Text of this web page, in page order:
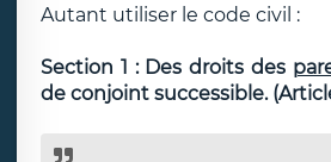
Autant utiliser le code civil :
Section 1 : Des droits des
de conjoint successible.